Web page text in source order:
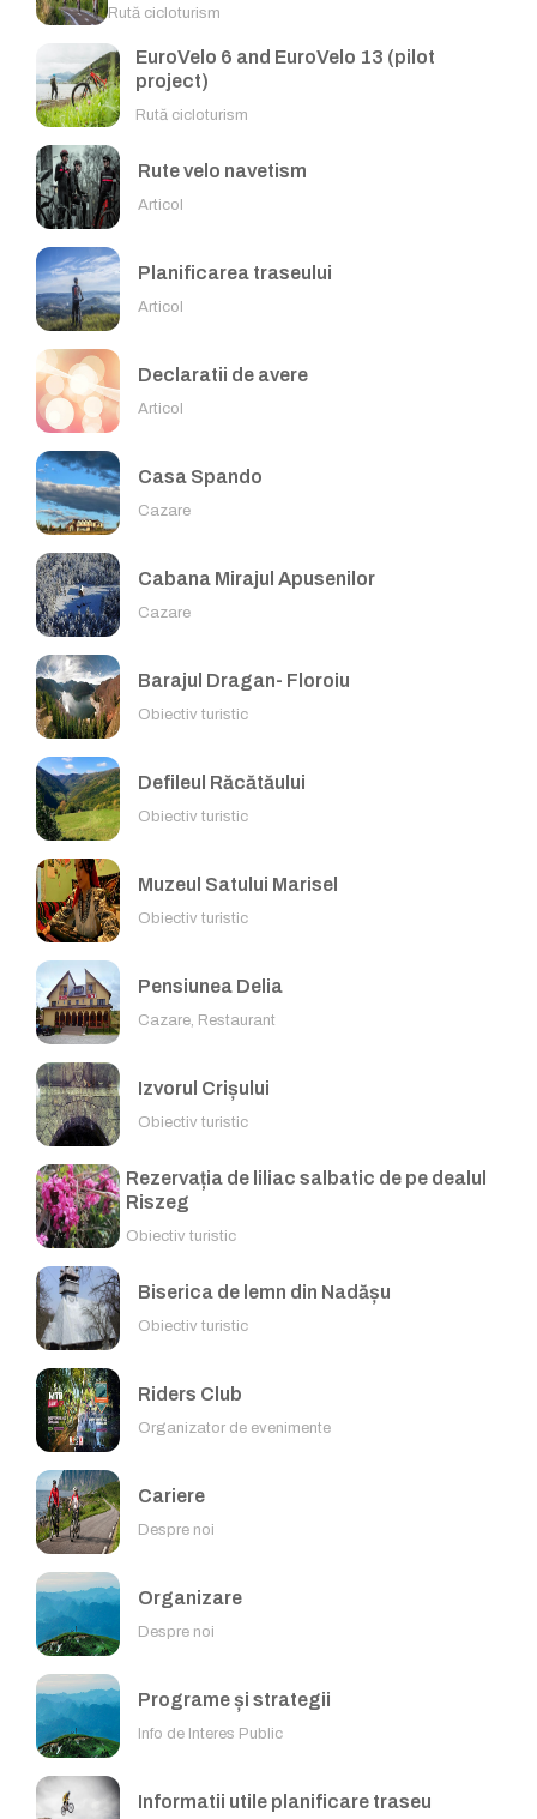
Rută cicloturism
EuroVelo 6 and EuroVelo 13 (pilot
project)
Rută cicloturism
Rute velo navetism
Articol
Planificarea traseului
Articol
Declaratii de avere
Articol
Casa Spando
Cazare
Cabana Mirajul Apusenilor
Cazare
Barajul Dragan- Floroiu
Obiectiv turistic
Defileul Răcătăului
Obiectiv turistic
Muzeul Satului Marisel
Obiectiv turistic
Pensiunea Delia
Cazare, Restaurant
Izvorul Crișului
Obiectiv turistic
Rezervația de liliac salbatic de pe dealul
Riszeg
Obiectiv turistic
Biserica de lemn din Nadășu
Obiectiv turistic
Riders Club
Organizator de evenimente
Cariere
Despre noi
Organizare
Despre noi
Programe și strategii
Info de Interes Public
Informatii utile planificare traseu